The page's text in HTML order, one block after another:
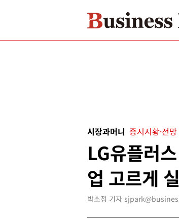
시장과머니 증시시황·전망
LG유플러
업 고르게
박소정 기자